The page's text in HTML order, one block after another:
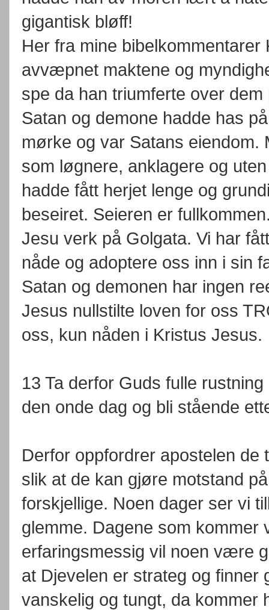
gigantisk bløff!
Her fra mine
avvæpnet maktene og
spe da han triumferte over dem
Satan og demone hadde has
mørke og var Satans
som løgnere, anklagere og
hadde fått herjet lenge og
beseiret. Seieren er
Jesu verk på Golgata. Vi har
nåde og adoptere oss inn i sin
Satan og demonen har ingen
Jesus nullstilte loven for oss
oss, kun nåden i Kristus Jesus.
13 Ta derfor Guds fulle
den onde dag og bli stående
Derfor oppfordrer apostelen de
slik at de kan gjøre motstand
forskjellige. Noen dager ser vi
glemme. Dagene som kommer
erfaringsmessig vil noen være
at Djevelen er strateg og finner
vanskelig og tungt, da kommer